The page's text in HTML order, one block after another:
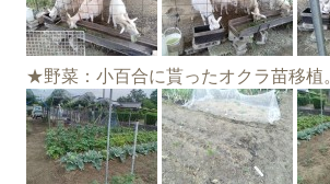
★野菜：小百合に貰ったオクラ苗移植。